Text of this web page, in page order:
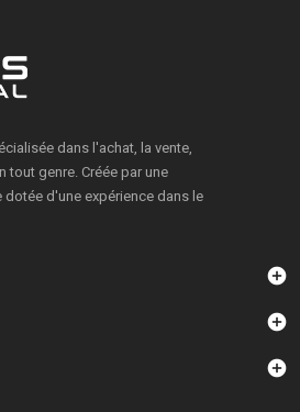
dans l'achat, la vente,
genre. Créée par une
d'une expérience dans le


